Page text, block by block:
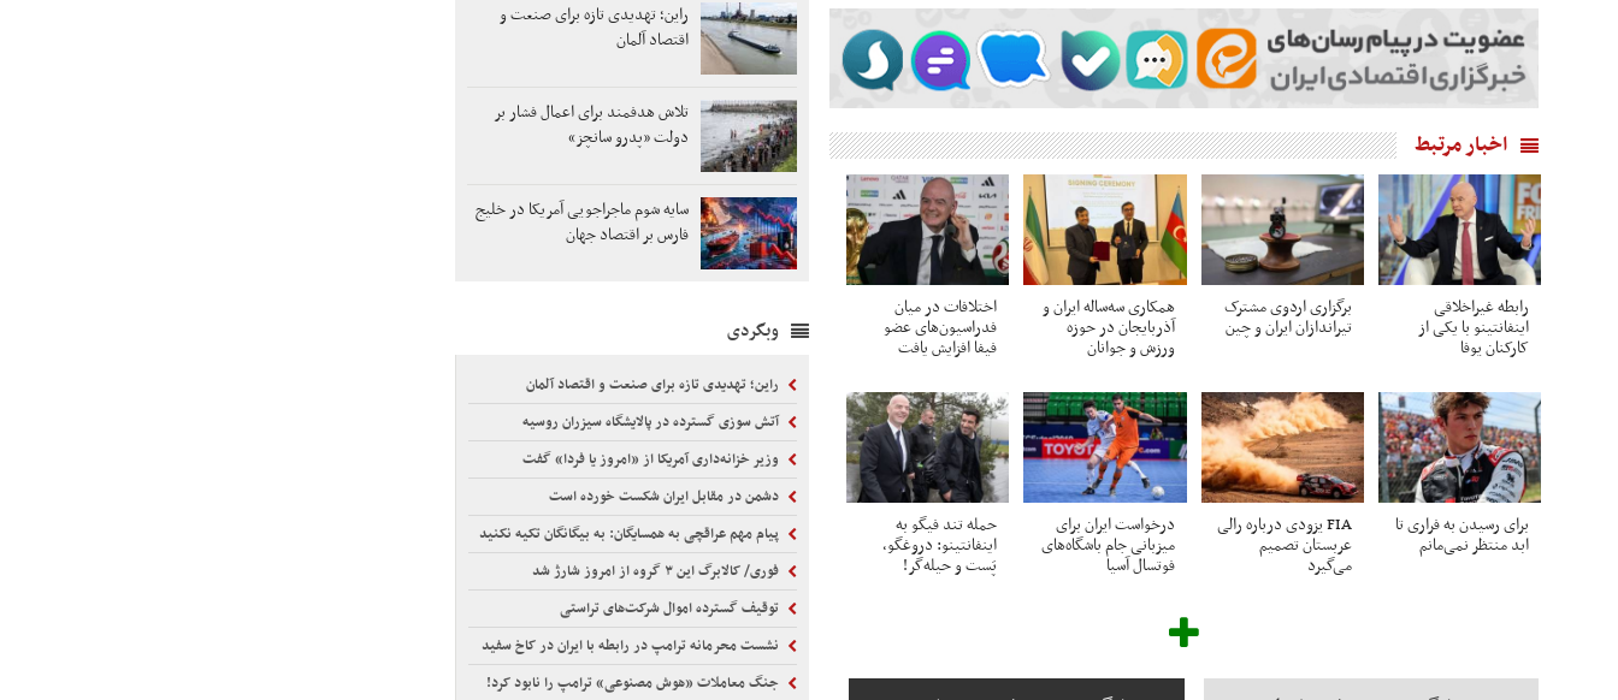
اخبار مرتبط
رابطه غیراخلاقی
اینفانتینو با یکی از
کارکنان یوفا
برگزاری اردوی مشترک
تیراندازان ایران و چین
همکاری سه‌ساله ایران و
آذربایجان در حوزه
ورزش و جوانان
اختلافات در میان
فدراسیون‌های عضو
فیفا افزایش یافت
برای رسیدن به فراری تا
ابد منتظر نمی‌مانم
FIA یزودی درباره رالی
عربستان تصمیم
می‌گیرد
درخواست ایران برای
میزبانی جام باشگاه‌های
فوتسال آسیا
حمله تند فیگو به
اینفانتینو: دروغگو،
پَست‌ و حیله‌گر!
راین؛ تهدیدی تازه برای صنعت و
اقتصاد آلمان
تلاش هدفمند برای اعمال فشار بر
دولت «پدرو سانچز»
سایه شوم ماجراجویی آمریکا در خلیج
فارس بر اقتصاد جهان
وبگردی
راین؛ تهدیدی تازه برای صنعت و اقتصاد آلمان
آتش سوزی گسترده در پالایشگاه سیزران روسیه
وزیر خزانه‌داری آمریکا از «امروز یا فردا» گفت
دشمن در مقابل ایران شکست خورده است
پیام مهم عراقچی به همسایگان: به بیگانگان تکیه نکنید
فوری/ کالابرگ این ۳ گروه از امروز شارژ شد
توقیف گسترده اموال شرکت‌های تراستی
نشست محرمانه ترامپ در رابطه با ایران در کاخ سفید
جنگ معاملات «هوش مصنوعی» ترامپ را نابود کرد!